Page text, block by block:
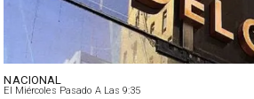
NACIONAL
El Miércoles Pasado A Las 9:35